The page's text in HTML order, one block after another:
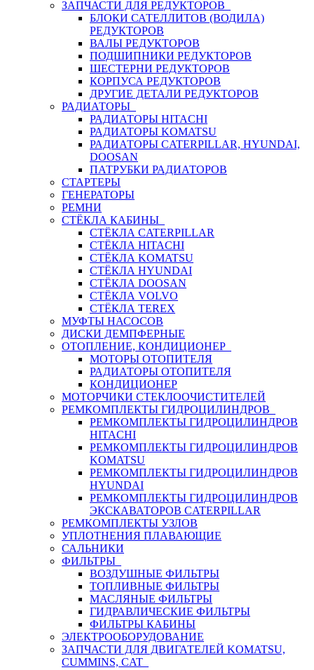
ЗАПЧАСТИ ДЛЯ РЕДУКТОРОВ
БЛОКИ САТЕЛЛИТОВ (ВОДИЛА)
РЕДУКТОРОВ
ВАЛЫ РЕДУКТОРОВ
ПОДШИПНИКИ РЕДУКТОРОВ
ШЕСТЕРНИ РЕДУКТОРОВ
КОРПУСА РЕДУКТОРОВ
ДРУГИЕ ДЕТАЛИ РЕДУКТОРОВ
РАДИАТОРЫ
РАДИАТОРЫ HITACHI
РАДИАТОРЫ KOMATSU
РАДИАТОРЫ CATERPILLAR, HYUNDAI,
DOOSAN
ПАТРУБКИ РАДИАТОРОВ
СТАРТЕРЫ
ГЕНЕРАТОРЫ
РЕМНИ
СТЁКЛА КАБИНЫ
СТЁКЛА CATERPILLAR
СТЁКЛА HITACHI
СТЁКЛА KOMATSU
СТЁКЛА HYUNDAI
СТЁКЛА DOOSAN
СТЁКЛА VOLVO
СТЁКЛА TEREX
МУФТЫ НАСОСОВ
ДИСКИ ДЕМПФЕРНЫЕ
ОТОПЛЕНИЕ, КОНДИЦИОНЕР
МОТОРЫ ОТОПИТЕЛЯ
РАДИАТОРЫ ОТОПИТЕЛЯ
КОНДИЦИОНЕР
МОТОРЧИКИ СТЕКЛООЧИСТИТЕЛЕЙ
РЕМКОМПЛЕКТЫ ГИДРОЦИЛИНДРОВ
РЕМКОМПЛЕКТЫ ГИДРОЦИЛИНДРОВ
HITACHI
РЕМКОМПЛЕКТЫ ГИДРОЦИЛИНДРОВ
KOMATSU
РЕМКОМПЛЕКТЫ ГИДРОЦИЛИНДРОВ
HYUNDAI
РЕМКОМПЛЕКТЫ ГИДРОЦИЛИНДРОВ
ЭКСКАВАТОРОВ CATERPILLAR
РЕМКОМПЛЕКТЫ УЗЛОВ
УПЛОТНЕНИЯ ПЛАВАЮЩИЕ
САЛЬНИКИ
ФИЛЬТРЫ
ВОЗДУШНЫЕ ФИЛЬТРЫ
ТОПЛИВНЫЕ ФИЛЬТРЫ
МАСЛЯНЫЕ ФИЛЬТРЫ
ГИДРАВЛИЧЕСКИЕ ФИЛЬТРЫ
ФИЛЬТРЫ КАБИНЫ
ЭЛЕКТРООБОРУДОВАНИЕ
ЗАПЧАСТИ ДЛЯ ДВИГАТЕЛЕЙ KOMATSU,
CUMMINS, CAT